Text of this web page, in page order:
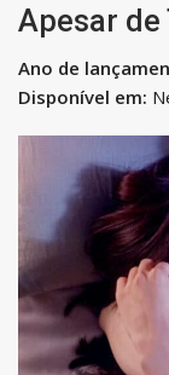
Apesar de
Ano de
Disponível em: